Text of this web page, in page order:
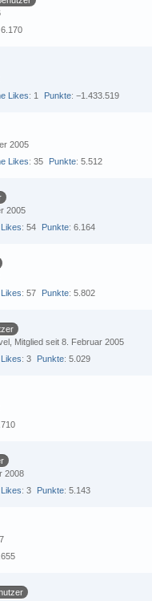
6.170
Likes 1 Punkte −1.433.519
2005
Likes 35 Punkte 5.512
2005
54 Punkte 6.164
57 Punkte 5.802
Mitglied seit 8. Februar 2005
3 Punkte 5.029
2008
3 Punkte 5.143